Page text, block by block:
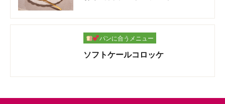
パンに合うメニュー
ソフトケールコロッケ